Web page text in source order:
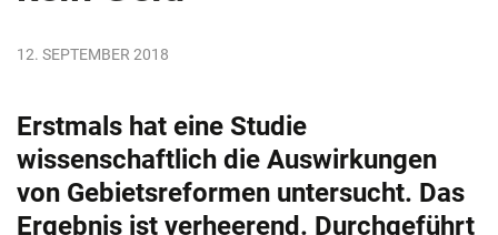
12. SEPTEMBER 2018
Erstmals hat eine Studie
wissenschaftlich die Auswirkungen
von Gebietsreformen untersucht. Das
Ergebnis ist verheerend. Durchgeführt